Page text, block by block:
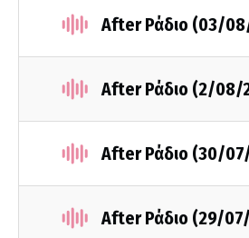
After Ράδιο (03/
After Ράδιο (2/08/
After Ράδιο (30/
After Ράδιο (29/